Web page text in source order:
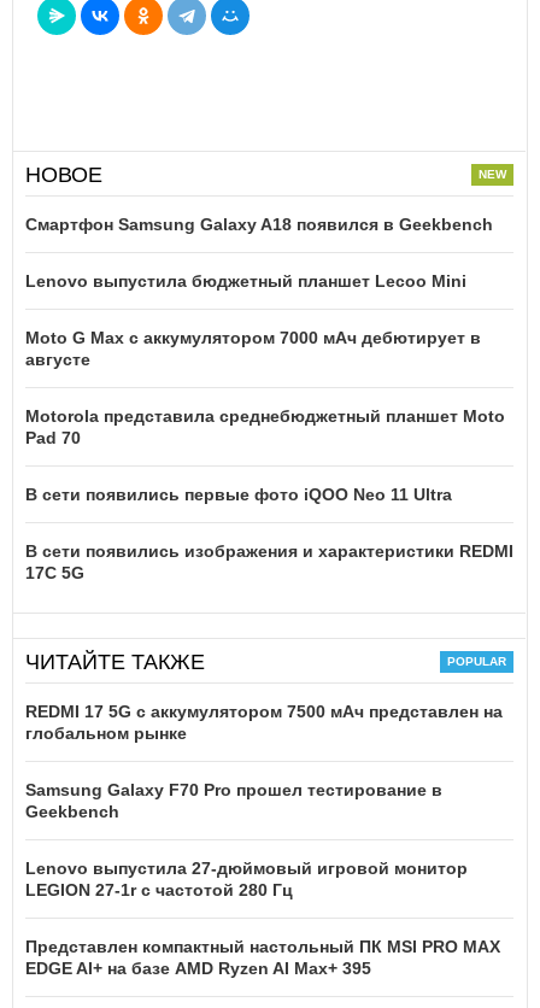
НОВОЕ
Смартфон Samsung Galaxy A18 появился в Geekbench
Lenovo выпустила бюджетный планшет Lecoo Mini
Moto G Max с аккумулятором 7000 мАч дебютирует в
августе
Motorola представила среднебюджетный планшет Moto
Pad 70
В сети появились первые фото iQOO Neo 11 Ultra
В сети появились изображения и характеристики REDMI
17C 5G
ЧИТАЙТЕ ТАКЖЕ
REDMI 17 5G c аккумулятором 7500 мАч представлен на
глобальном рынке
Samsung Galaxy F70 Pro прошел тестирование в
Geekbench
Lenovo выпустила 27-дюймовый игровой монитор
LEGION 27-1r с частотой 280 Гц
Представлен компактный настольный ПК MSI PRO MAX
EDGE AI+ на базе AMD Ryzen AI Max+ 395